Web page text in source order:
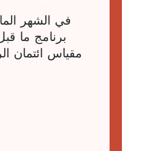
في الشهر
برنامج ما
مقياس ائتمان